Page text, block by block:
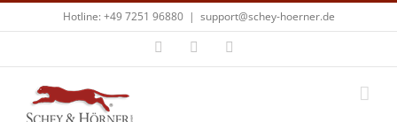
Zum
Hotline: +49 7251 96880 | support@schey-hoerner.de
Facebook